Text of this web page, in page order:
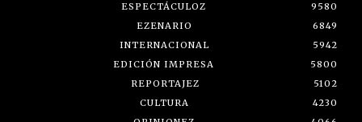
ESPECTÁCULOZ
9580
EZENARIO
6849
INTERNACIONAL
5942
EDICIÓN IMPRESA
5800
REPORTAJEZ
5102
CULTURA
4230